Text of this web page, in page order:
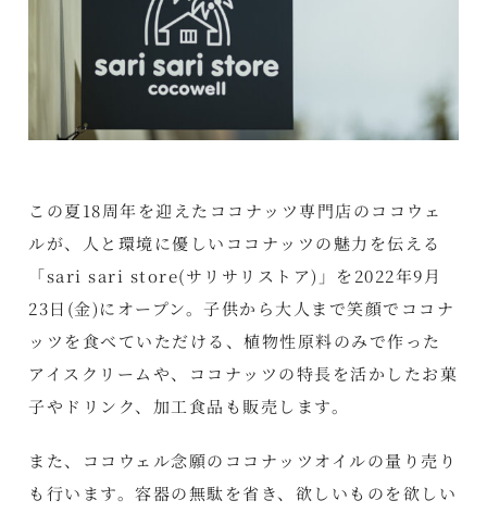
この夏18周年を迎えたココナッツ専門店のココウェ
ルが、人と環境に優しいココナッツの魅力を伝える
「sari sari store(サリサリストア)」を2022年9月
23日(金)にオープン。子供から大人まで笑顔でココナ
ッツを食べていただける、植物性原料のみで作った
アイスクリームや、ココナッツの特長を活かしたお菓
子やドリンク、加工食品も販売します。
また、ココウェル念願のココナッツオイルの量り売り
も行います。容器の無駄を省き、欲しいものを欲しい